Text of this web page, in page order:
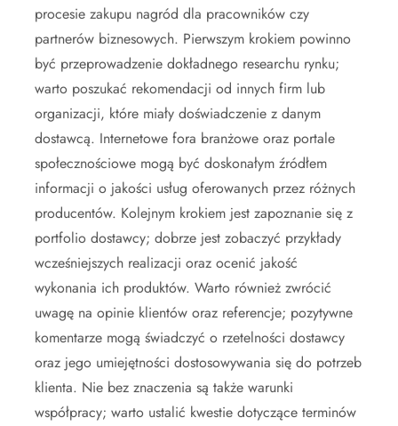
procesie zakupu nagród dla pracowników czy
partnerów biznesowych. Pierwszym krokiem powinno
być przeprowadzenie dokładnego researchu rynku;
warto poszukać rekomendacji od innych firm lub
organizacji, które miały doświadczenie z danym
dostawcą. Internetowe fora branżowe oraz portale
społecznościowe mogą być doskonałym źródłem
informacji o jakości usług oferowanych przez różnych
producentów. Kolejnym krokiem jest zapoznanie się z
portfolio dostawcy; dobrze jest zobaczyć przykłady
wcześniejszych realizacji oraz ocenić jakość
wykonania ich produktów. Warto również zwrócić
uwagę na opinie klientów oraz referencje; pozytywne
komentarze mogą świadczyć o rzetelności dostawcy
oraz jego umiejętności dostosowywania się do potrzeb
klienta. Nie bez znaczenia są także warunki
współpracy; warto ustalić kwestie dotyczące terminów